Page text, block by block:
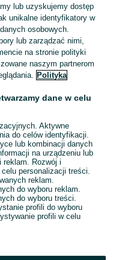
tego,
lub uzyskujemy dostęp
unikalne identyfikatory w
osobowych.
lub zarządzać nimi,
na stronie polityki
naszym partnerom
Polityka
dane w celu
Aktywne
do celów identyfikacji.
lub kombinacji danych
na urządzeniu lub
reklam. Rozwój i
celu personalizacji treści.
reklam.
do wyboru reklam.
do wyboru treści.
profili do wyboru
profili w celu